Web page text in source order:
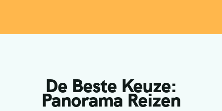
De Beste Keuze:
Panorama Reizen